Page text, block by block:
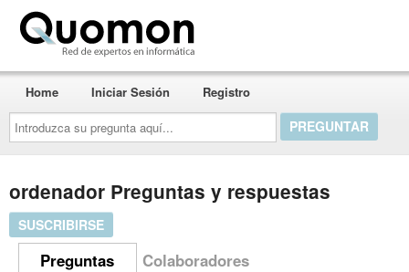
Introduzca
su
pregunta
aquí...
Home Iniciar Sesión Registro
ordenador Preguntas y respuestas
SUSCRIBIRSE
Preguntas Colaboradores